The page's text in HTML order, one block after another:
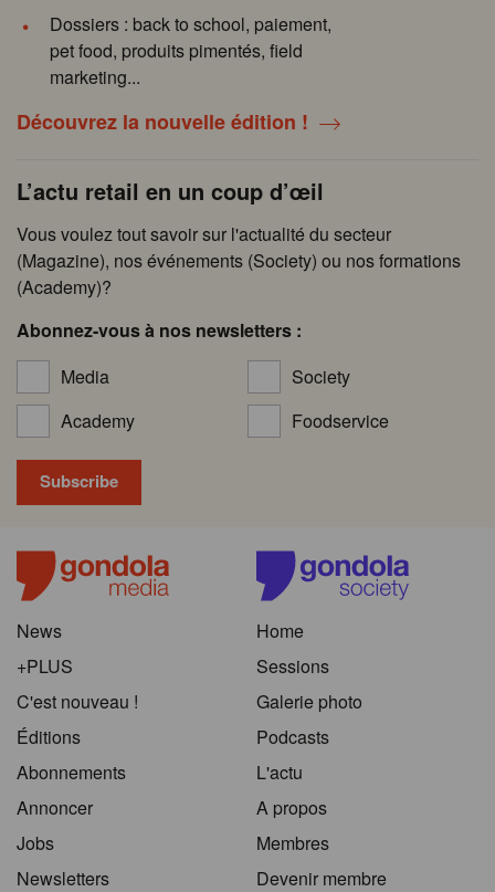
Dossiers : back to school, paiement,
pet food, produits pimentés, field
marketing...
Découvrez la nouvelle édition !
L’actu retail en un coup d’œil
Vous voulez tout savoir sur l'actualité du secteur
(Magazine), nos événements (Society) ou nos formations
(Academy)?
Abonnez-vous à nos newsletters :
Media
Society
Academy
Foodservice
News
+PLUS
C'est nouveau !
Éditions
Abonnements
Annoncer
Jobs
Newsletters
Home
Sessions
Galerie photo
Podcasts
L'actu
A propos
Membres
Devenir membre